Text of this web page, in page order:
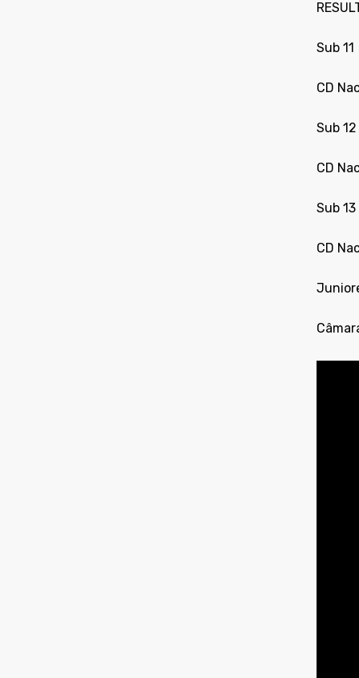
Sub 11
CD
Sub 12
CD
Sub 13
CD